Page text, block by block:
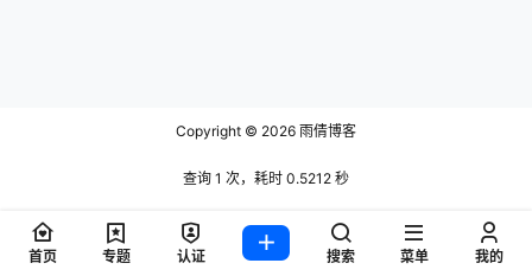
Copyright © 2026 雨倩博客
查询 1 次，耗时 0.5212 秒
首页 专题 认证 搜索 菜单 我的